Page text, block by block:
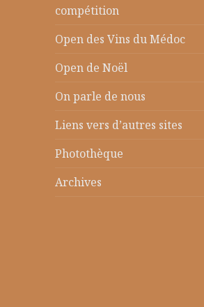
compétition
Open des Vins du Médoc
Open de Noël
On parle de nous
Liens vers d’autres sites
Photothèque
Archives